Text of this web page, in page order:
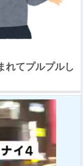
れてプルプルし